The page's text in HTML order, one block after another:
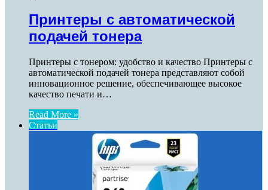
Принтеры с автоматической
подачей тонера
Принтеры с тонером: удобство и качество Принтеры с
автоматической подачей тонера представляют собой
инновационное решение, обеспечивающее высокое
качество печати и…
Read More »
Статьи